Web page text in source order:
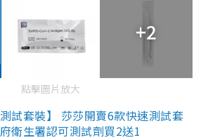
+2
點擊圖片放大
試套裝】 莎莎開賣6款快速測試套
衛生署認可測試劑買2送1